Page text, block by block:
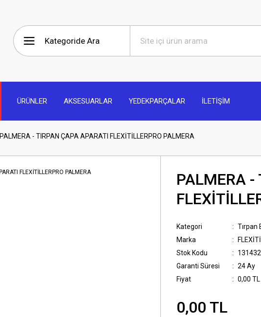
ÜRÜNLER AKSESUARLAR YEDEKPARÇALAR İLETİŞİM
PALMERA - TIRPAN ÇAPA APARATI FLEXİTİLLERPRO PALMERA
PALMERA -
Kategori
Tırpan
Marka
Stok Kodu
131432
Garanti Süresi
24 Ay
Fiyat
0,00 TL
0,00 TL